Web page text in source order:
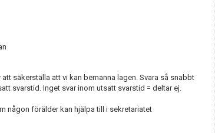
säkerställa att vi kan bemanna lagen. Svara så snabbt
svarstid. Inget svar inom utsatt svarstid = deltar ej.
någon förälder kan hjälpa till i sekretariatet